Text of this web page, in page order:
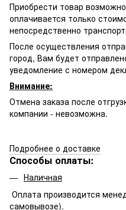
Приобрести товар
оплачивается только
непосредственно
После осуществления
город, Вам будет
уведомление с номером
Внимание:
Отмена заказа после
компании - невозможна.
Подробнее о доставке
Способы оплаты:
Наличная
Оплата производится
самовывозе).